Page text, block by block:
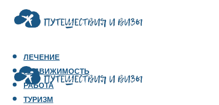
ЛЕЧЕНИЕ
НЕДВИЖИМОСТЬ
РАБОТА
ТУРИЗМ